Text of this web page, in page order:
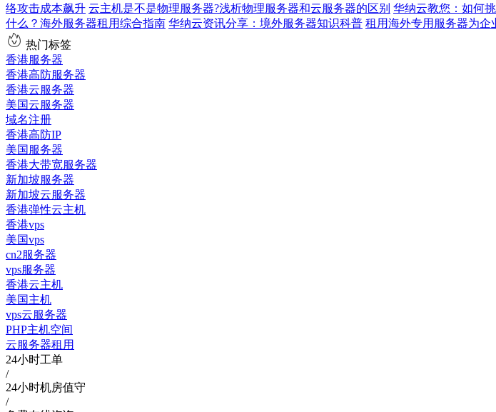
络攻击成本飙升 云主机是不是物理服务器?浅析物理服务器和云服务器的区别 华纳云教您：如何
什么？海外服务器租用综合指南 华纳云资讯分享：境外服务器知识科普 租用海外专用服务器为企
热门标签
香港服务器
香港高防服务器
香港云服务器
美国云服务器
域名注册
香港高防IP
美国服务器
香港大带宽服务器
新加坡服务器
新加坡云服务器
香港弹性云主机
香港vps
美国vps
cn2服务器
vps服务器
香港云主机
美国主机
vps云服务器
PHP主机空间
云服务器租用
24小时工单
/
24小时机房值守
/